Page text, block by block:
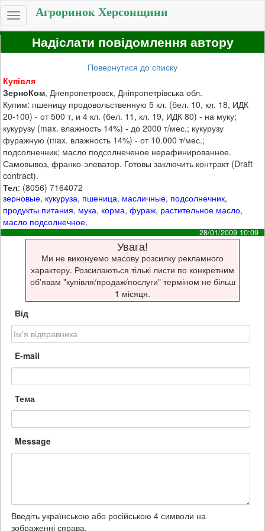
Toggle
navigation
Агроринок Херсонщини
Надіслати повідомлення автору
Повернутися до списку
Купівля
ЗерноКом, Днепропетровск, Дніпропетрівська обл.
Купим: пшеницу продовольственную 5 кл. (бел. 10, кл. 18, ИДК
20-100) - от 500 т, и 4 кл. (бел. 11, кл. 19, ИДК 80) - на муку;
кукурузу (max. влажность 14%) - до 2000 т/мес.; кукурузу
фуражную (max. влажность 14%) - от 10.000 т/мес.;
подсолнечник; масло подсолнеченое нерафинированное.
Самовывоз, франко-элеватор. Готовы заключить контракт (Draft
contract).
Тел: (8056) 7164072
зерновые, кукуруза, пшеница, масличные, подсолнечник,
продукты питания, мука, корма,фураж, растительное масло,
масло подсолнечное,
28/01/2009 10:09
Увага!
Ми не виконуемо масову розсилку рекламного
характеру. Розсилаються тількі листи по конкретним
об'явам "купівля/продаж/послуги" терміном не більш
1 місяця.
Від
E-mail
Тема
Message
Введіть українською або російською 4 символи на
зображенні справа.